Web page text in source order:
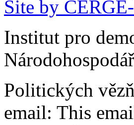
Site by
Institut pro
Politických
email: This